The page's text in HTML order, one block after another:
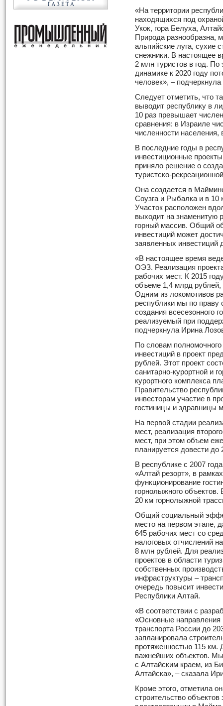
«На территории
находящихся под
Укок, гора Белуха,
Природа разнообразна,
альпийские луга, сухие
снежники. В настоящее
2 млн туристов в год.
динамике к 2020 году
человек», –
Следует отметить, что
выводит республику в
10 раз превышает
сравнения: в Израиле
численности населения,
В последние годы в
инвестиционные
приняло решение о
туристско-
Она создается в
Соузга и Рыбалка и в 10
Участок расположен
выходит на знаменитую
горный массив. Общий
инвестиций может
заявленных инвестиций
«В настоящее время
ОЭЗ. Реализация
рабочих мест. К 2015
объеме 1,4 млрд рублей,
Одним из локомотивов
республики мы по праву
создания всесезонного
реализуемый при
подчеркнула Ирина
По словам
инвестиций в проект
рублей. Этот проект
санитарно-курортной и
курортного комплекса
Правительство
инвесторам участие в
гостиницы и здравницы
На первой стадии
мест, реализация
мест, при этом объем
планируется довести до
В республике с 2007
«Алтай резорт», в
функционирование
горнолыжного объектов.
20 км горнолыжной
Общий социальный
место на первом этапе,
645 рабочих мест со
налоговых отчислений
8 млн рублей. Для
проектов в области
собственных
инфраструктуры –
очередь повысит
Республики Алтай.
«В соответствии с
«Основные направления
транспорта России до
запланировала
протяженностью 115 км.
важнейших объектов.
с Алтайским краем, из
Алтайска», – сказала
Кроме этого, отметила
строительство объектов